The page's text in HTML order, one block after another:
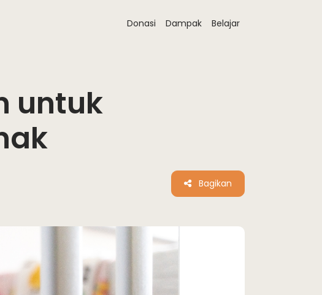
Donasi Dampak Belajar
untuk
Bagikan